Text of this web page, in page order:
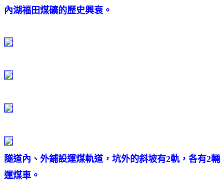
內湖福田煤礦的歷史興衰。
隧道內、外鋪設運煤軌道， 坑外的斜坡有2軌，各有2輛
運煤車。